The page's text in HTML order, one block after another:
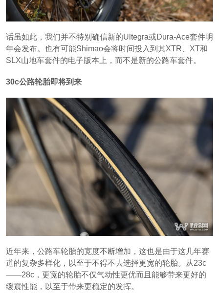
话虽如此，我们并不特别确信新的Ultegra或Dura-Ace套件明
年会发布。也有可能Shimao会将时间投入到其XTR、XT和
SLX山地车套件的电子版本上，而不是新的公路车套件。
30c公路轮胎即将到来
近年来，公路车轮胎的宽度不断增加，这也是由于这几年赛
道的复杂多样化，以至于不得不去选择更宽的轮胎。从23c
——28c，更宽的轮胎不仅气动性更优而且能够带来更好的
缓震性能，以至于带来更稳定的发挥。